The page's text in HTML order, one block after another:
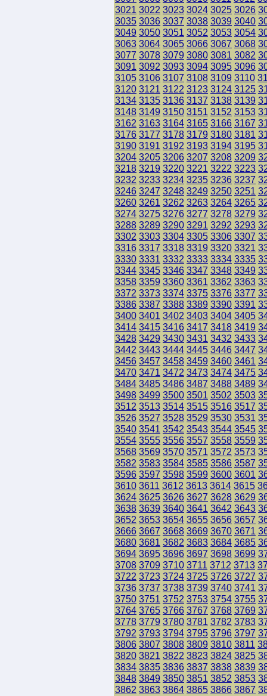
3021 3022 3023 3024 3025 3026
3035 3036 3037 3038 3039 3040
3049 3050 3051 3052 3053 3054
3063 3064 3065 3066 3067 3068
3077 3078 3079 3080 3081 3082
3091 3092 3093 3094 3095 3096
3105 3106 3107 3108 3109 3110
3120 3121 3122 3123 3124 3125
3134 3135 3136 3137 3138 3139
3148 3149 3150 3151 3152 3153
3162 3163 3164 3165 3166 3167
3176 3177 3178 3179 3180 3181
3190 3191 3192 3193 3194 3195
3204 3205 3206 3207 3208 3209
3218 3219 3220 3221 3222 3223
3232 3233 3234 3235 3236 3237
3246 3247 3248 3249 3250 3251
3260 3261 3262 3263 3264 3265
3274 3275 3276 3277 3278 3279
3288 3289 3290 3291 3292 3293
3302 3303 3304 3305 3306 3307
3316 3317 3318 3319 3320 3321
3330 3331 3332 3333 3334 3335
3344 3345 3346 3347 3348 3349
3358 3359 3360 3361 3362 3363
3372 3373 3374 3375 3376 3377
3386 3387 3388 3389 3390 3391
3400 3401 3402 3403 3404 3405
3414 3415 3416 3417 3418 3419
3428 3429 3430 3431 3432 3433
3442 3443 3444 3445 3446 3447
3456 3457 3458 3459 3460 3461
3470 3471 3472 3473 3474 3475
3484 3485 3486 3487 3488 3489
3498 3499 3500 3501 3502 3503
3512 3513 3514 3515 3516 3517
3526 3527 3528 3529 3530 3531
3540 3541 3542 3543 3544 3545
3554 3555 3556 3557 3558 3559
3568 3569 3570 3571 3572 3573
3582 3583 3584 3585 3586 3587
3596 3597 3598 3599 3600 3601
3610 3611 3612 3613 3614 3615
3624 3625 3626 3627 3628 3629
3638 3639 3640 3641 3642 3643
3652 3653 3654 3655 3656 3657
3666 3667 3668 3669 3670 3671
3680 3681 3682 3683 3684 3685
3694 3695 3696 3697 3698 3699
3708 3709 3710 3711 3712 3713
3722 3723 3724 3725 3726 3727
3736 3737 3738 3739 3740 3741
3750 3751 3752 3753 3754 3755
3764 3765 3766 3767 3768 3769
3778 3779 3780 3781 3782 3783
3792 3793 3794 3795 3796 3797
3806 3807 3808 3809 3810 3811
3820 3821 3822 3823 3824 3825
3834 3835 3836 3837 3838 3839
3848 3849 3850 3851 3852 3853
3862 3863 3864 3865 3866 3867